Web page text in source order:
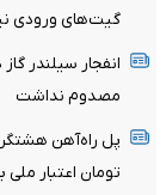
گیت‌های ورودی
انفجار سیلندر
مصدوم نداشت
تومان اعتبار